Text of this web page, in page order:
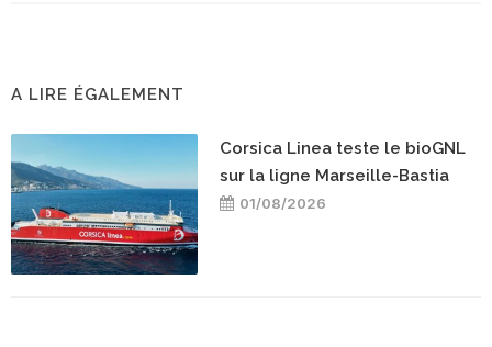
A LIRE ÉGALEMENT
Corsica Linea teste le bioGNL
sur la ligne Marseille-Bastia
01/08/2026